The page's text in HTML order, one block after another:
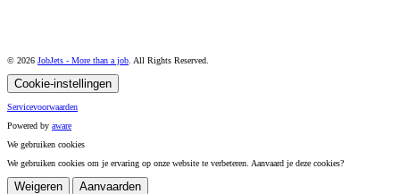
© 2026 JobJets - More than a job . All Rights Reserved.
Cookie-instellingen
Servicevoorwaarden
Powered by aware
We gebruiken cookies
We gebruiken cookies om je ervaring op onze website te verbeteren. Aanvaard je deze cookies?
Weigeren Aanvaarden